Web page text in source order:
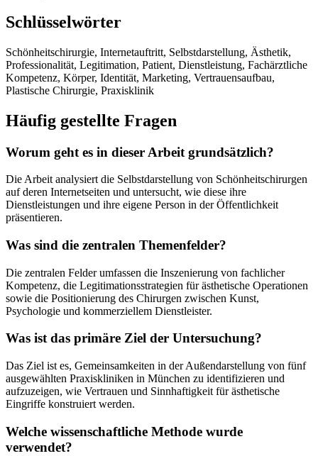
Schlüsselwörter
Schönheitschirurgie, Internetauftritt, Selbstdarstellung, Ästhetik,
Professionalität, Legitimation, Patient, Dienstleistung, Fachärztliche
Kompetenz, Körper, Identität, Marketing, Vertrauensaufbau,
Plastische Chirurgie, Praxisklinik
Häufig gestellte Fragen
Worum geht es in dieser Arbeit grundsätzlich?
Die Arbeit analysiert die Selbstdarstellung von Schönheitschirurgen
auf deren Internetseiten und untersucht, wie diese ihre
Dienstleistungen und ihre eigene Person in der Öffentlichkeit
präsentieren.
Was sind die zentralen Themenfelder?
Die zentralen Felder umfassen die Inszenierung von fachlicher
Kompetenz, die Legitimationsstrategien für ästhetische Operationen
sowie die Positionierung des Chirurgen zwischen Kunst,
Psychologie und kommerziellem Dienstleister.
Was ist das primäre Ziel der Untersuchung?
Das Ziel ist es, Gemeinsamkeiten in der Außendarstellung von fünf
ausgewählten Praxiskliniken in München zu identifizieren und
aufzuzeigen, wie Vertrauen und Sinnhaftigkeit für ästhetische
Eingriffe konstruiert werden.
Welche wissenschaftliche Methode wurde
verwendet?